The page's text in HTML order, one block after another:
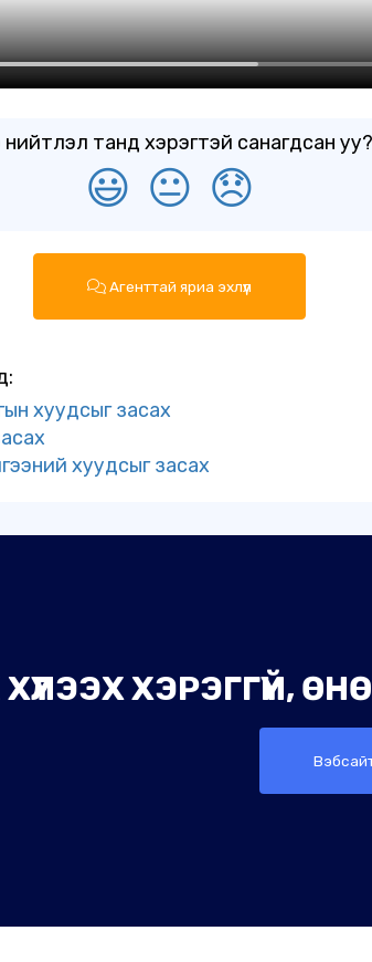
нийтлэл танд хэрэгтэй санагдсан уу?
😃 😐 😞
Агенттай яриа эхлүүл
хуудсыг засах
хуудсыг засах
ХЭРЭГГҮЙ,
Вэбсайт